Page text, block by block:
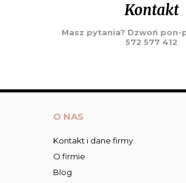
Kontakt
Masz pytania? Dzwoń pon-
572 577 412
O NAS
Kontakt i dane firmy
O firmie
Blog